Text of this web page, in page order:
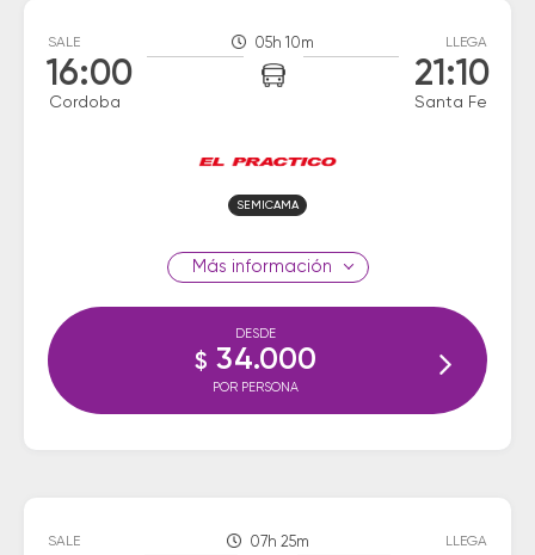
SALE
16:00
Cordoba
05h 10m LLEGA
21:10
Santa Fe
SEMICAMA
información
DESDE
$ 34.000
POR PERSONA
SALE 07h 25m LLEGA